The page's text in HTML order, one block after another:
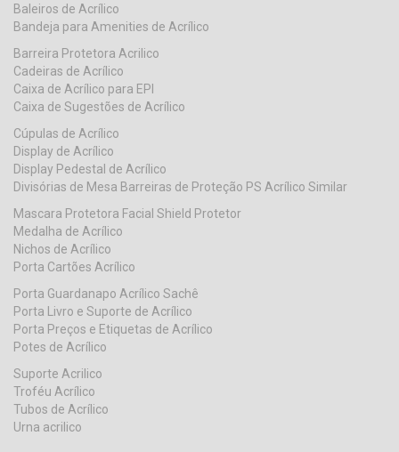
Baleiros de Acrílico
Bandeja para Amenities de Acrílico
Barreira Protetora Acrilico
Cadeiras de Acrílico
Caixa de Acrílico para EPI
Caixa de Sugestões de Acrílico
Cúpulas de Acrílico
Display de Acrílico
Display Pedestal de Acrílico
Divisórias de Mesa Barreiras de Proteção PS Acrílico Similar
Mascara Protetora Facial Shield Protetor
Medalha de Acrílico
Nichos de Acrílico
Porta Cartões Acrílico
Porta Guardanapo Acrílico Sachê
Porta Livro e Suporte de Acrílico
Porta Preços e Etiquetas de Acrílico
Potes de Acrílico
Suporte Acrilico
Troféu Acrílico
Tubos de Acrílico
Urna acrilico